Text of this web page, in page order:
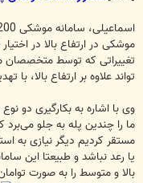
موشکی در ارتفاع بالا در
تواند علاوه بر ارتفاع بالا، با
مستقر کردیم دیگر نیازی به
یا رعد نباشد و طبیعتا این
بالا و متوسط را به صورت